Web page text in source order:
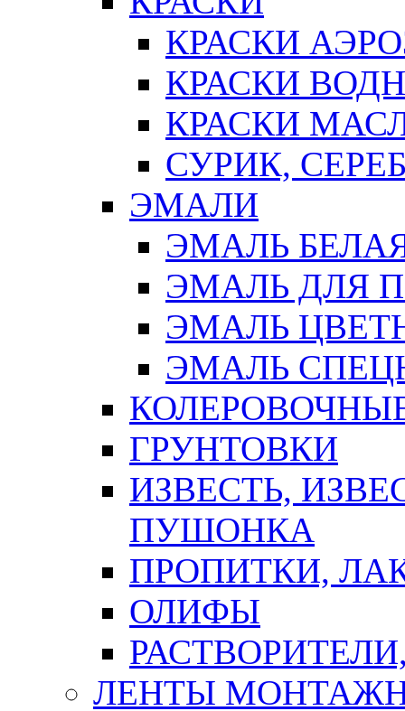
КРАСКИ
КРАСКИ
КРАСКИ
СУРИК,
ЭМАЛИ
ЭМАЛЬ
ЭМАЛЬ ДЛЯ
ЭМАЛЬ
ЭМАЛЬ
ГРУНТОВКИ
ИЗВЕСТЬ,
ПУШОНКА
ПРОПИТКИ,
ОЛИФЫ
ЛЕНТЫ